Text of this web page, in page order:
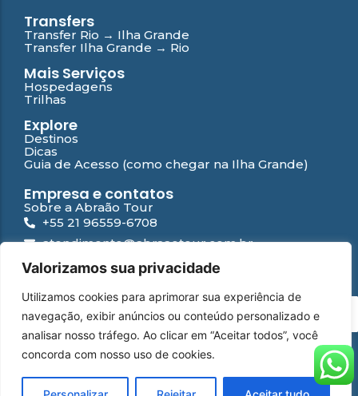
Valorizamos sua privacidade
Utilizamos cookies para aprimorar sua experiência de
navegação, exibir anúncios ou conteúdo personalizado e
analisar nosso tráfego. Ao clicar em “Aceitar todos”, você
concorda com nosso uso de cookies.
Transfers
Transfer Rio → Ilha Grande
Transfer Ilha Grande → Rio
Mais Serviços
Hospedagens
Trilhas
Explore
Destinos
Dicas
Guia de Acesso (como chegar na Ilha Grande)
Empresa e contatos
Sobre a Abraão Tour
+55 21 96559-6708
atendimento@abraaotour.com.br
Ilha Grande
Suporte
Contato
Falar com especialista
Perguntas Frequentes
Política de privacidade
WhatsApp Instagram Facebook YouTube
© 2026 Abraão Tour | Desenvolvido por Yamídia Internet
PT